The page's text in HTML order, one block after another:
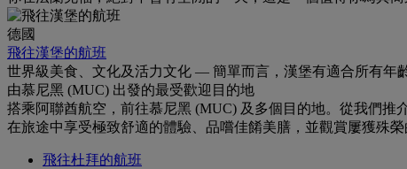
德國
飛往漢堡的航班
世界級美食、文化及活力文化 — 簡單而言，漢堡有適合所有年
由慕尼黑 (MUC) 出發的最受歡迎目的地
搭乘阿聯酋航空，前往慕尼黑 (MUC) 及多個目的地。從我們
在旅途中享受極致舒適的體驗、品嚐佳餚美膳，並觀賞屢獲殊榮
飛往杜拜的航班